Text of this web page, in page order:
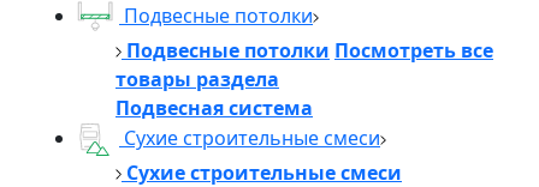
Подвесные потолки
Подвесные потолки Посмотреть все
товары раздела
Подвесная система
Сухие строительные смеси
Сухие строительные смеси